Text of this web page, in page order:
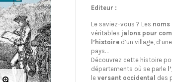
Editeur :
Le saviez-vous ? Les noms
véritables jalons pour
l’histoire d’un village,
pays…
Découvrez cette histoire
départements où se parle l’
le versant occidental des